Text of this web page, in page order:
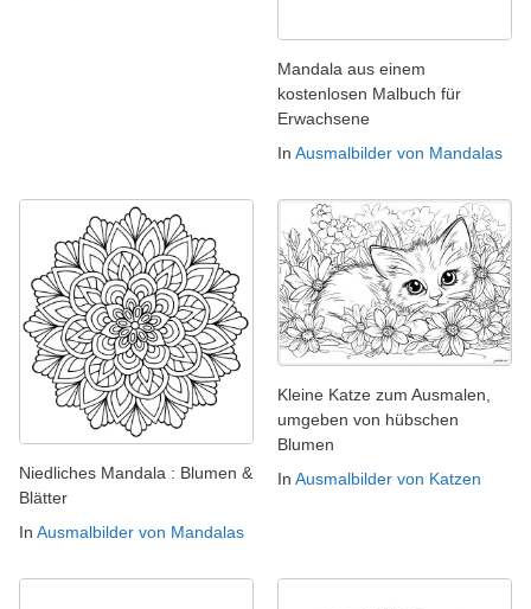
Mandala aus einem
kostenlosen Malbuch für
Erwachsene
In Ausmalbilder von Mandalas
Niedliches Mandala : Blumen &
Blätter
In Ausmalbilder von Mandalas
Kleine Katze zum Ausmalen,
umgeben von hübschen
Blumen
In Ausmalbilder von Katzen